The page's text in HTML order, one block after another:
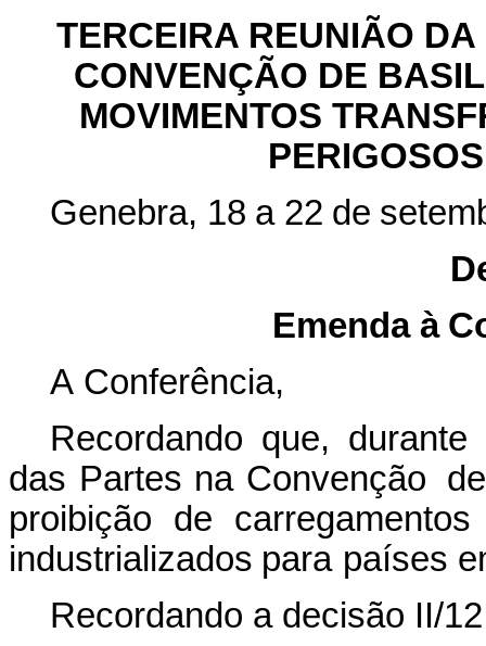
TERCEIRA REUNIÃO
CONVENÇÃO DE
MOVIMENTOS
Genebra, 18 a 22 de
Emenda à
A Conferência,
Recordando que,
das Partes na Convenção
proibição
de carregamentos
industrializados para países
Recordando a decisão II/